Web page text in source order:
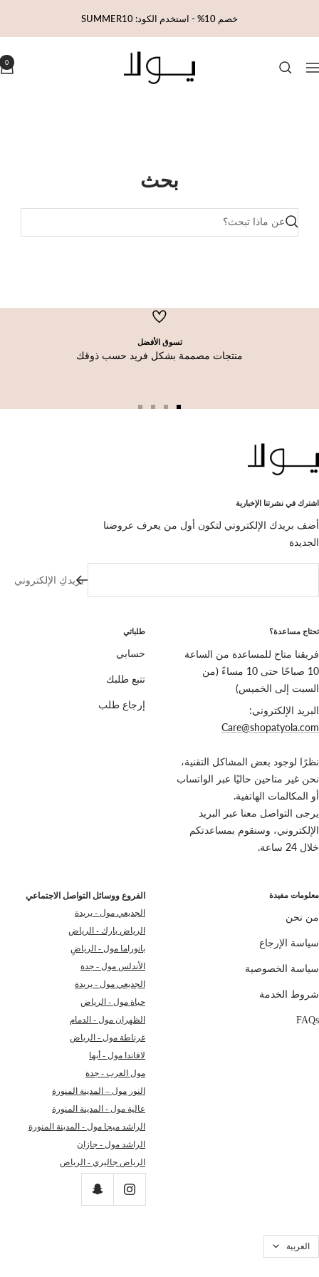
خصم 10% - استخدم الكود: SUMMER10
التنقل
Yola
0
بحث
تسوق الأفضل
منتجات مصممة بشكل فريد حسب ذوقك
اشترك في نشرتنا الإخبارية
أضف بريدك الإلكتروني لتكون أول من يعرف عروضنا
الجديدة
بريدكِ الإلكتروني
تحتاج مساعدة؟
فريقنا متاح للمساعدة من الساعة
10 صباحًا حتى 10 مساءً (من
السبت إلى الخميس)
البريد الإلكتروني:
Care@shopatyola.com
نظرًا لوجود بعض المشاكل التقنية،
نحن غير متاحين حاليًا عبر الواتساب
أو المكالمات الهاتفية.
يرجى التواصل معنا عبر البريد
الإلكتروني، وسنقوم بمساعدتكم
خلال 24 ساعة.
طلباتي
حسابي
تتبع طلبك
إرجاع طلب
معلومات مفيدة
من نحن
سياسة الإرجاع
سياسة الخصوصية
شروط الخدمة
FAQs
الفروع ووسائل التواصل الاجتماعي
الجديعي مول - بريدة
الرياض بارك - الرياض
بانوراما مول - الرياضِ
الأندلس مول - جدة
الجديعي مول - بريدة
حياة مول - الرياض
الظهران مول - الدمام
غرناطة مول - الرياض
لافاندا مول - أبها
مول العرب - جدة
النور مول – المدينة المنورة
عالية مول - المدينة المنورة
الراشد ميجا مول - المدينة المنورة
الراشد مول - جازان
الرياض جاليري - الرياض
اللغهالعربية